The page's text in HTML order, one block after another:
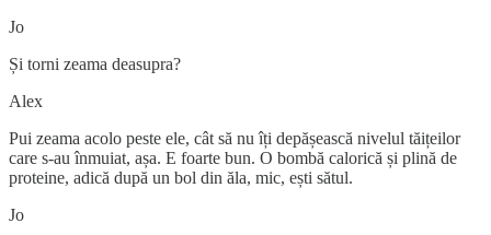
Jo
Și torni zeama deasupra?
Alex
Pui zeama acolo peste ele, cât să nu îți depășească nivelul tăițeilor
care s-au înmuiat, așa. E foarte bun. O bombă calorică și plină de
proteine, adică după un bol din ăla, mic, ești sătul.
Jo